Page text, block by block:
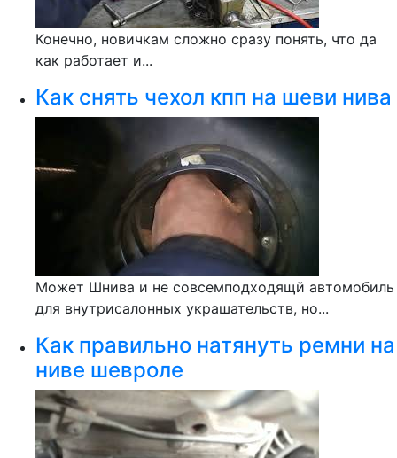
Конечно, новичкам сложно сразу понять, что да
как работает и...
Как снять чехол кпп на шеви нива
Может Шнива и не совсемподходящй автомобиль
для внутрисалонных украшательств, но...
Как правильно натянуть ремни на
ниве шевроле